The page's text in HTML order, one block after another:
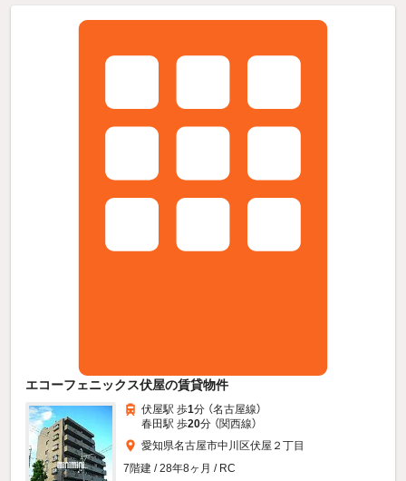
エコーフェニックス伏屋の賃貸物件
伏屋駅 歩1分 （名古屋線）
春田駅 歩20分 （関西線）
愛知県名古屋市中川区伏屋２丁目
7階建 / 28年8ヶ月 / RC